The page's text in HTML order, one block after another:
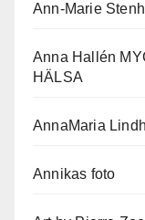
Ann-Marie
Anna Hallén
HÄLSA
AnnaMaria
Annikas foto